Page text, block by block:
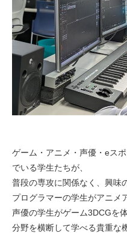
ゲーム・アニメ・声優・eス
でいる学生たちが、
普段の専攻に関係なく、興味
プログラマーの学生がアニメ
声優の学生がゲーム3DCGを
分野を横断して学べる貴重な